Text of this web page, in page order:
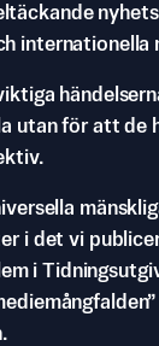
internationella
utan för att de
i det vi
i